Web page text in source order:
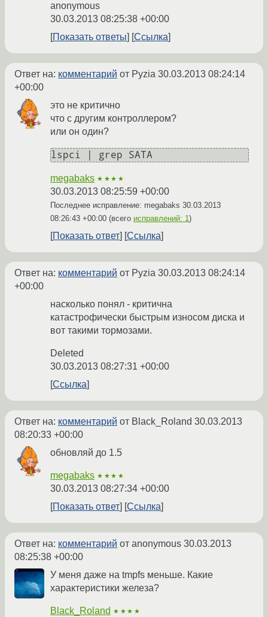
anonymous
30.03.2013 08:25:38 +00:00
Показать ответы
Ссылка
Ответ на: комментарий от Pyzia 30.03.2013 08:24:14
+00:00
это не критично
что с другим контроллером?
или он один?
lspci | grep SATA
megabaks ★★★★
30.03.2013 08:25:59 +00:00
Последнее исправление: megabaks 30.03.2013
08:26:43 +00:00 (всего исправлений: 1)
Показать ответ Ссылка
Ответ на: комментарий от Pyzia 30.03.2013 08:24:14
+00:00
насколько понял - критична
катастрофически быстрым износом диска и
вот такими тормозами.
Deleted
30.03.2013 08:27:31 +00:00
Ссылка
Ответ на: комментарий от Black_Roland 30.03.2013
08:20:33 +00:00
обновляй до 1.5
megabaks ★★★★
30.03.2013 08:27:34 +00:00
Показать ответ
Ссылка
Ответ на: комментарий от anonymous 30.03.2013
08:25:38 +00:00
У меня даже на tmpfs меньше. Какие
характеристики железа?
Black_Roland ★★★★